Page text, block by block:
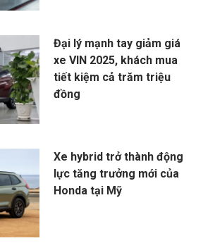
Đại lý mạnh tay giảm giá
xe VIN 2025, khách mua
tiết kiệm cả trăm triệu
đồng
Xe hybrid trở thành động
lực tăng trưởng mới của
Honda tại Mỹ